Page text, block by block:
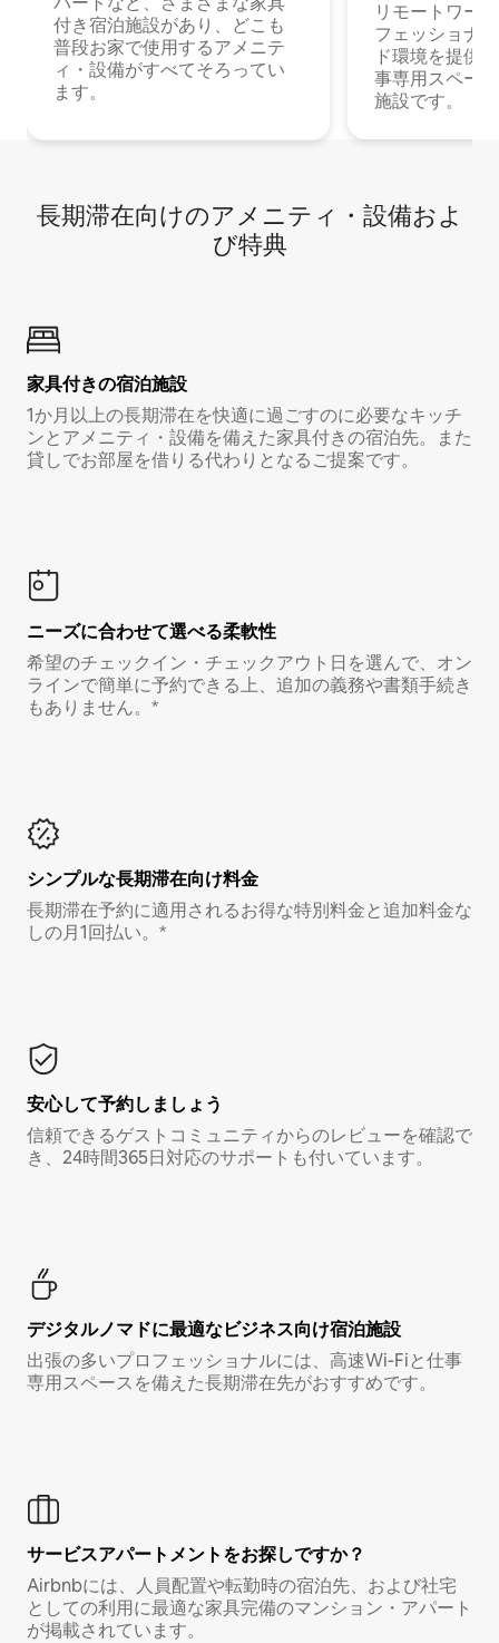
付き宿泊施設があり、どこも
普段お家で使用するアメニテ
ィ・設備がすべてそろってい
ます。
リモートワー
フェッショナ
ド環境を提供
事専用スペー
施設です。
長期滞在向け⁠のア⁠メ⁠ニ⁠テ⁠ィ⁠・設⁠備⁠およ
び特⁠典
家具付き⁠の宿⁠泊⁠施⁠設
1か月以上の長期滞在を快適に過ごすのに必要なキッチ
ンとアメニティ・設備を備えた家具付きの宿泊先。また
貸しでお部屋を借りる代わりとなるご提案です。
ニーズに合わせて選べる柔軟性
希望のチェックイン・チェックアウト日を選んで、オン
ラインで簡単に予約できる上、追加の義務や書類手続き
もありません。*
シンプルな長期滞在向け料金
長期滞在予約に適用されるお得な特別料金と追加料金な
しの月1回払い。*
安心して予約しましょう
信頼できるゲストコミュニティからのレビューを確認で
き、24時間365日対応のサポートも付いています。
デジタルノマド⁠に最⁠適⁠なビ⁠ジ⁠ネ⁠ス⁠向⁠け宿⁠泊⁠施⁠設
出張の多いプロフェッショナルには、高速Wi-Fiと仕事
専用スペースを備えた長期滞在先がおすすめです。
サービスアパートメントをお探しですか？
Airbnbには、人員配置や転勤時の宿泊先、および社宅
としての利用に最適な家具完備のマンション・アパート
が掲載されています。